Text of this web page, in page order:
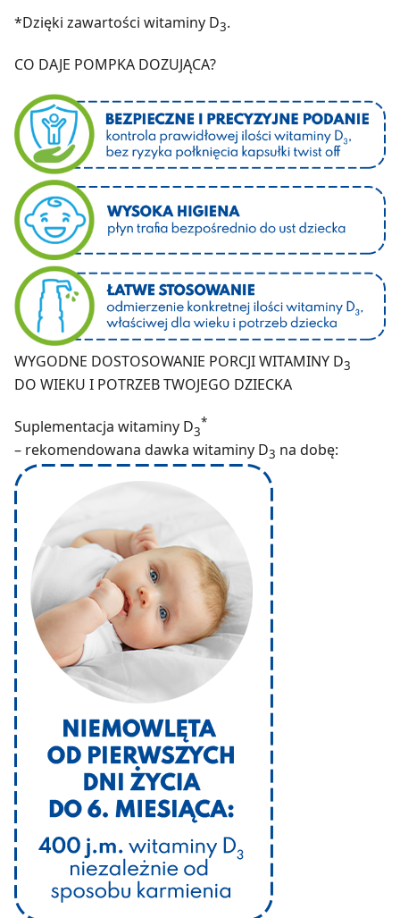
*Dzięki zawartości witaminy D3.
CO DAJE POMPKA DOZUJĄCA?
WYGODNE DOSTOSOWANIE PORCJI WITAMINY D3
DO WIEKU I POTRZEB TWOJEGO DZIECKA
Suplementacja witaminy D3
*
– rekomendowana dawka witaminy D3 na dobę: